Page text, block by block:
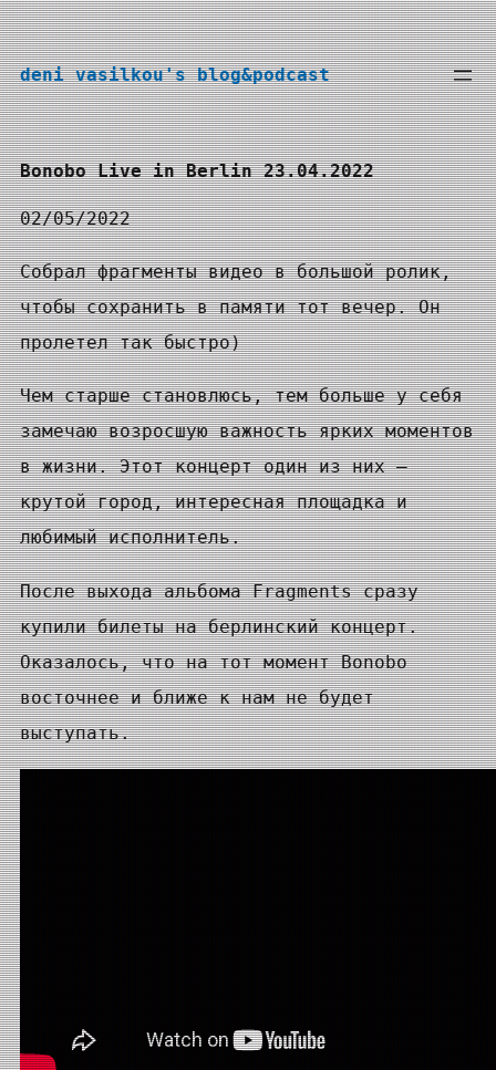
Перейти
к
содержимому
deni vasilkou's blog&podcast
Bonobo Live in Berlin 23.04.2022
02/05/2022
Собрал фрагменты видео в большой ролик,
чтобы сохранить в памяти тот вечер. Он
пролетел так быстро)
Чем старше становлюсь, тем больше у себя
замечаю возросшую важность ярких моментов
в жизни. Этот концерт один из них —
крутой город, интересная площадка и
любимый исполнитель.
После выхода альбома Fragments сразу
купили билеты на берлинский концерт.
Оказалось, что на тот момент Bonobo
восточнее и ближе к нам не будет
выступать.